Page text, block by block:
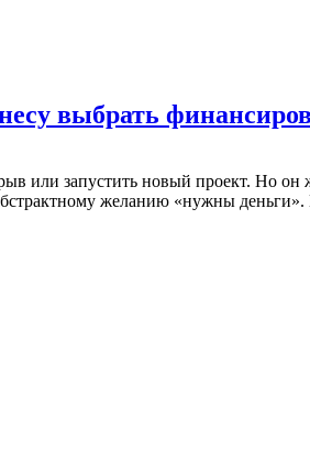
выбрать
или запустить новый проект. Но он
желанию «нужны деньги».